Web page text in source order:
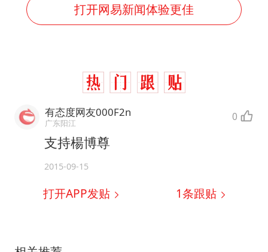
打开网易新闻体验更佳
有态度网友000F2n
广东阳江 0
支持楊博尊
2015-09-15
打开APP发贴 1条跟贴